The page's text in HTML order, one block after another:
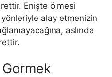
Enişte ölmesi
yönleriyle alay et­menizin
aslında